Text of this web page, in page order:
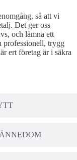
så att vi
Det ger oss
och lämna ett
professionell, trygg
ert företag är i säkra